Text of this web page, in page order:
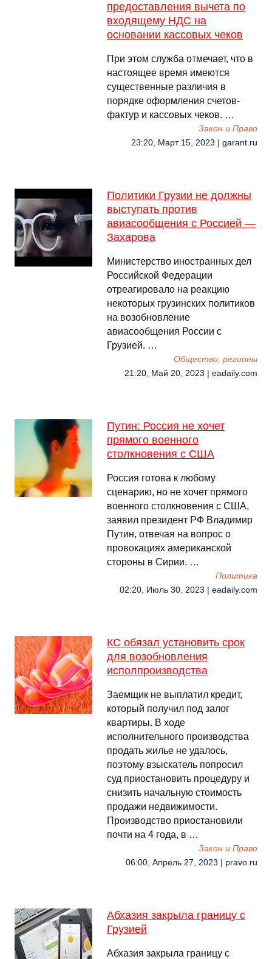
предоставления вычета по
входящему НДС на
основании кассовых чеков
При этом служба отмечает, что в
настоящее время имеются
существенные различия в
порядке оформления счетов-
фактур и кассовых чеков. …
Закон и Право
23:20, Март 15, 2023 | garant.ru
Политики Грузии не должны
выступать против
авиасообщения с Россией —
Захарова
Министерство иностранных дел
Российской Федерации
отреагировало на реакцию
некоторых грузинских политиков
на возобновление
авиасообщения России с
Грузией. …
Общество, регионы
21:20, Май 20, 2023 | eadaily.com
Путин: Россия не хочет
прямого военного
столкновения с США
Россия готова к любому
сценарию, но не хочет прямого
военного столкновения с США,
заявил президент РФ Владимир
Путин, отвечая на вопрос о
провокациях американской
стороны в Сирии. …
Политика
02:20, Июль 30, 2023 | eadaily.com
КС обязал установить срок
для возобновления
исполпроизводства
Заемщик не выплатил кредит,
который получил под залог
квартиры. В ходе
исполнительного производства
продать жилье не удалось,
поэтому взыскатель попросил
суд приостановить процедуру и
снизить начальную стоимость
продажи недвижимости.
Производство приостановили
почти на 4 года, в …
Закон и Право
06:00, Апрель 27, 2023 | pravo.ru
Абхазия закрыла границу с
Грузией
Абхазия закрыла границу с